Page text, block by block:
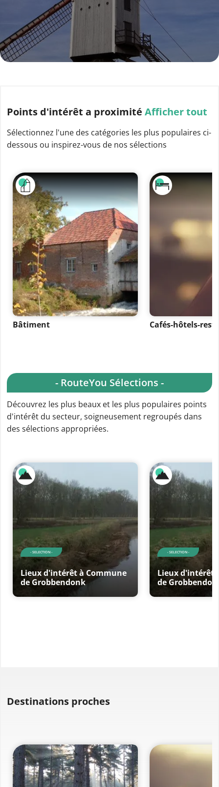
Points d'intérêt a proximité Afficher tout
Sélectionnez l'une des catégories les plus populaires ci-
dessous ou inspirez-vous de nos sélections
Bâtiment Cafés-hôtels-
- RouteYou Sélections -
Découvrez les plus beaux et les plus populaires points
d'intérêt du secteur, soigneusement regroupés dans
des sélections appropriées.
- SELECTION -
Lieux d'intérêt à Commune
de Grobbendonk
- SELECTION -
Lieux d'intérêt
de
Destinations proches